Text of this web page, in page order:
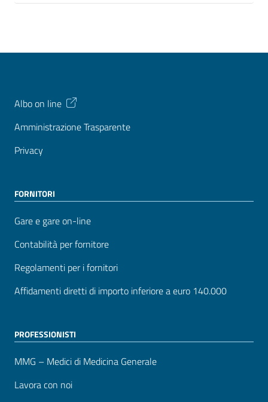
Albo on line
Amministrazione Trasparente
Privacy
FORNITORI
Gare e gare on-line
Contabilità per fornitore
Regolamenti per i fornitori
Affidamenti diretti di importo inferiore a euro 140.000
PROFESSIONISTI
MMG – Medici di Medicina Generale
Lavora con noi